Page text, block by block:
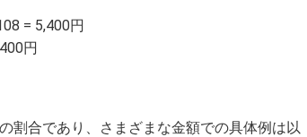
= 5,400円
円
割合であり、さまざまな金額での具体例は以